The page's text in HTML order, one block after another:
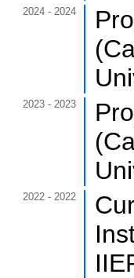
2024 - 2024
2023 - 2023
2022 - 2022